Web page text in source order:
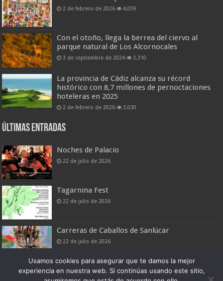
2 de febrero de 2026 4,059
Con el otoño, llega la berrea del ciervo al
parque natural de Los Alcornocales
3 de septiembre de 2024 3,310
La provincia de Cádiz alcanza su récord
histórico con 8,7 millones de pernoctaciones
hoteleras en 2025
2 de febrero de 2026 3,030
Últimas entradas
Noches de Palacio
22 de julio de 2026
Tagarnina Fest
22 de julio de 2026
Carreras de Caballos de Sanlúcar
22 de julio de 2026
Usamos cookies para asegurar que te damos la mejor
experiencia en nuestra web. Si continúas usando este sitio,